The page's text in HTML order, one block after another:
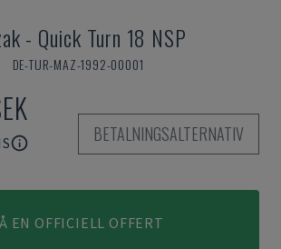
- Quick Turn 18 NSP
DE-TUR-MAZ-1992-00001
BETALNINGSALTERNATIV
EN OFFICIELL OFFERT